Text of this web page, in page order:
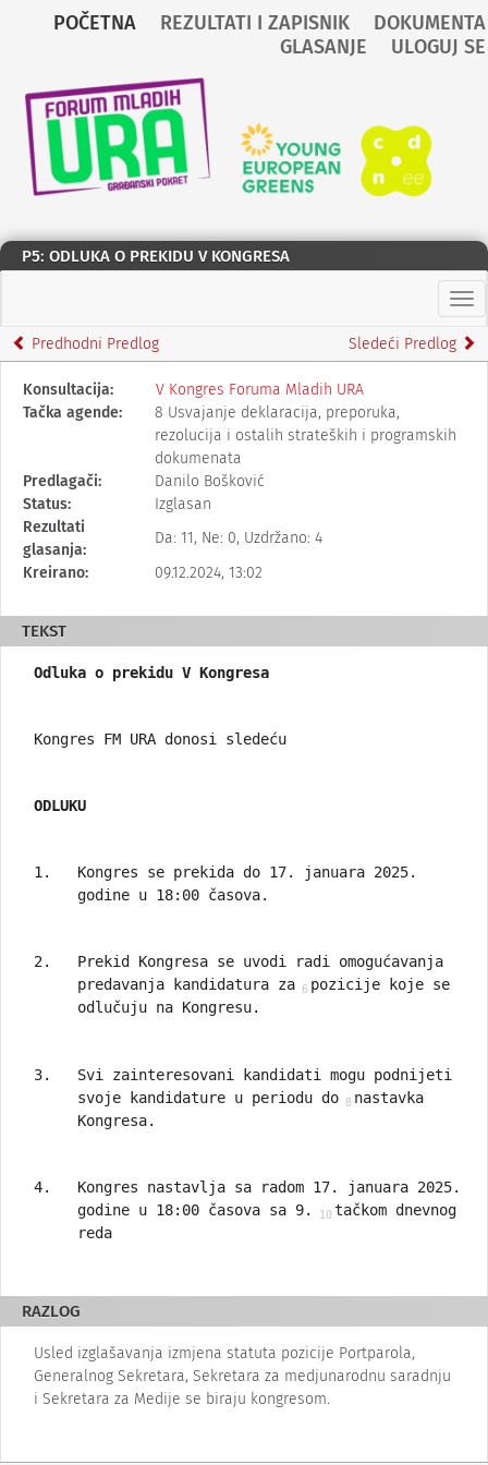
POČETNA REZULTATI I ZAPISNIK
DOKUMENTA
GLASANJE
ULOGUJ SE
Nazad
na
početnu
P5: ODLUKA O PREKIDU V KONGRESA
Predhodni Predlog
Sledeći Predlog
U
sledećoj
su
status,
predlagač
i
drugi
ovog
predloga.
Konsultacija:
V Kongres Foruma Mladih URA
Tačka agende:
8 Usvajanje deklaracija, preporuka,
rezolucija i ostalih strateških i programskih
dokumenata
Predlagači:
Danilo Bošković
Status:
Izglasan
Rezultati
glasanja:
Da: 11, Ne: 0, Uzdržano: 4
Kreirano:
09.12.2024, 13:02
TEKST
Odluka o prekidu V Kongresa
Kongres FM URA donosi sledeću
ODLUKU
Kongres se prekida do 17. januara 2025.
godine u 18:00 časova.
Prekid Kongresa se uvodi radi omogućavanja
predavanja kandidatura za pozicije koje se
odlučuju na Kongresu.
Svi zainteresovani kandidati mogu podnijeti
svoje kandidature u periodu do nastavka
Kongresa.
Kongres nastavlja sa radom 17. januara 2025.
godine u 18:00 časova sa 9.
tačkom dnevnog
reda
RAZLOG
Usled izglašavanja izmjena statuta pozicije Portparola,
Generalnog Sekretara, Sekretara za medjunarodnu saradnju
i Sekretara za Medije se biraju kongresom.